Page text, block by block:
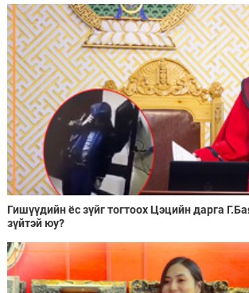
Гишүүдийн ёс зүйг тогтоох Цэцийн дарга
зүйтэй юу?